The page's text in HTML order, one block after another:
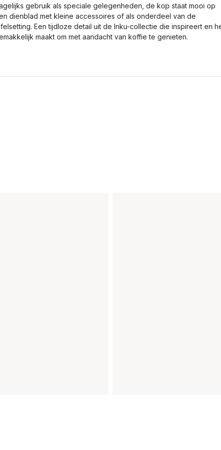
gebruik als speciale gelegenheden, de kop staat mooi op
dienblad met kleine accessoires of als onderdeel van de
Een tijdloze detail uit de Inku-collectie die inspireert en
maakt om met aandacht van koffie te genieten.